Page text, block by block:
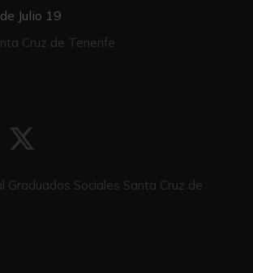
Julio 19
Cruz de Tenerife
Graduados Sociales Santa Cruz de